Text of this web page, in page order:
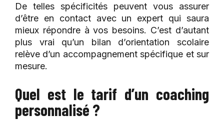
De telles spécificités peuvent vous assurer
d’être en contact avec un expert qui saura
mieux répondre à vos besoins. C’est d’autant
plus vrai qu’un bilan d’orientation scolaire
relève d’un accompagnement spécifique et sur
mesure.
Quel est le tarif d’un coaching
personnalisé ?